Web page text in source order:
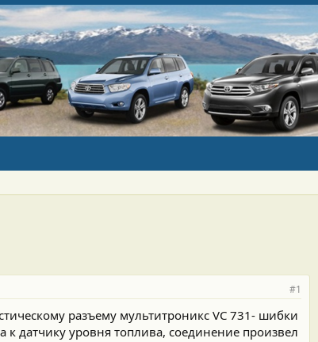
#1
разъему мультитроникс VC 731- шибки
датчику уровня топлива, соединение произвел